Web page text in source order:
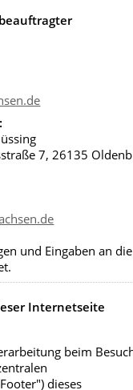
7, 26135
und Eingaben an die
Internetseite
beim
dieses